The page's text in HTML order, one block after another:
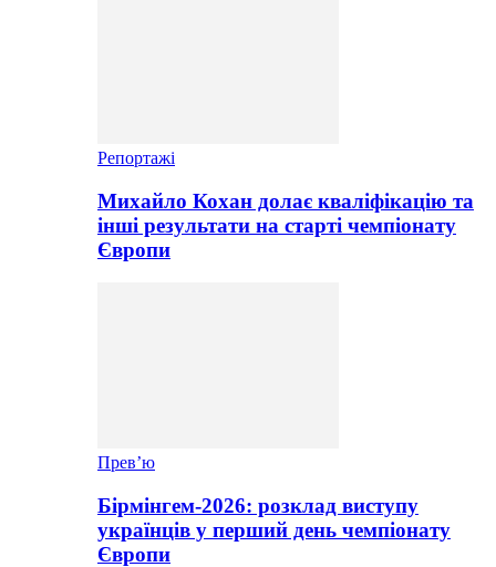
Репортажі
Михайло Кохан долає кваліфікацію та
інші результати на старті чемпіонату
Європи
Прев’ю
Бірмінгем-2026: розклад виступу
українців у перший день чемпіонату
Європи